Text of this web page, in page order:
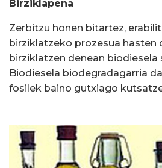
Birziklapena
Zerbitzu honen bitartez,
birziklatzeko prozesua hasten
birziklatzen denean biodiesela
Biodiesela biodegradagarria
fosilek baino gutxiago